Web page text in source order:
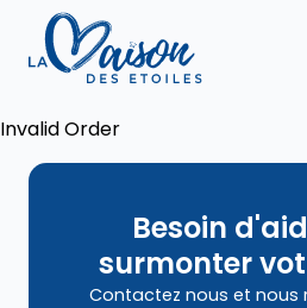
Invalid Order
Besoin
surmonter
Contactez nous et nous